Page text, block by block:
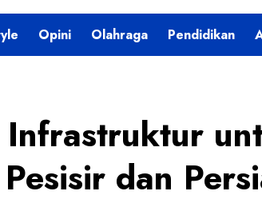
Opini Olahraga Pendidikan
Infrastruktur
dan